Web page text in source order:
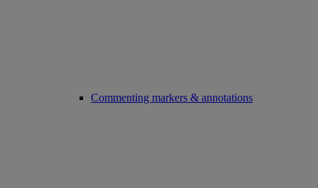
Commenting markers & annotations